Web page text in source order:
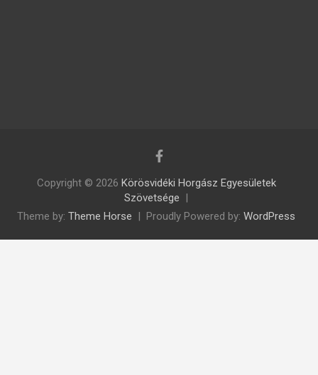
Copyright © 2026 Körösvidéki Horgász Egyesületek
Szövetsége
Theme by: Theme Horse Proudly Powered by: WordPress